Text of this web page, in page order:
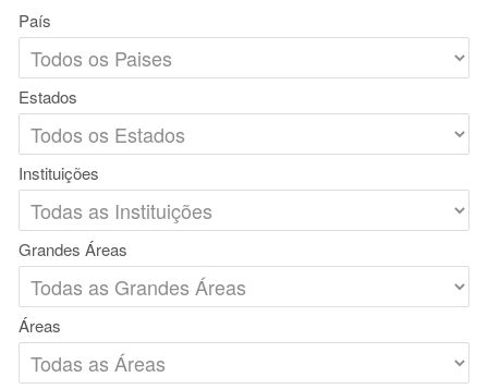
País
Estados
Instituições
Grandes Áreas
Áreas